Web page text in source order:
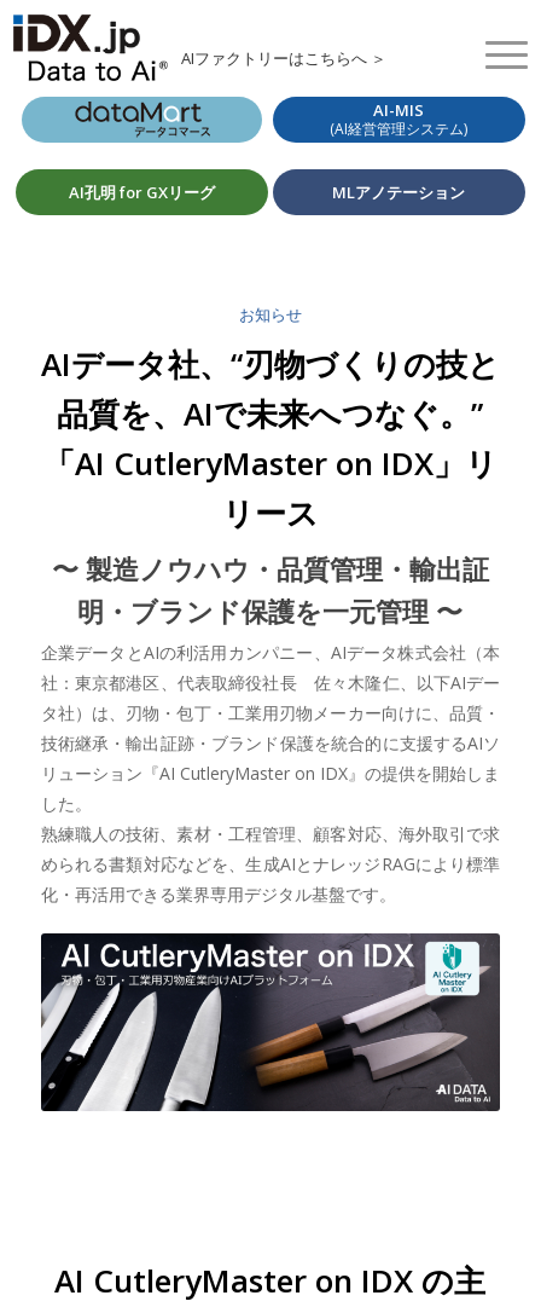
AIファクトリーはこちらへ ＞
AI-MIS
(AI経営管理システム)
AI孔明 for GXリーグ MLアノテーション
お知らせ
AIデータ社、“刃物づくりの技と
品質を、AIで未来へつなぐ。”
「AI CutleryMaster on IDX」リ
リース
〜 製造ノウハウ・品質管理・輸出証
明・ブランド保護を一元管理 〜
企業データとAIの利活用カンパニー、AIデータ株式会社（本
社：東京都港区、代表取締役社長 佐々木隆仁、以下AIデー
タ社）は、刃物・包丁・工業用刃物メーカー向けに、品質・
技術継承・輸出証跡・ブランド保護を統合的に支援するAIソ
リューション『AI CutleryMaster on IDX』の提供を開始しま
した。
熟練職人の技術、素材・工程管理、顧客対応、海外取引で求
められる書類対応などを、生成AIとナレッジRAGにより標準
化・再活用できる業界専用デジタル基盤です。
AI CutleryMaster on IDX の主